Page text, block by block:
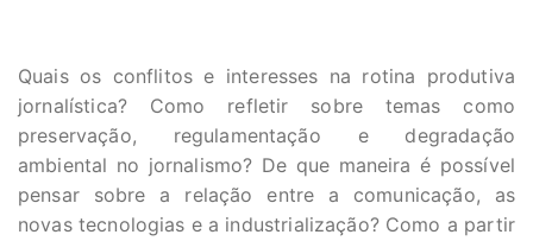
Quais os conflitos e interesses na rotina produtiva
jornalística? Como refletir sobre temas como
preservação, regulamentação e degradação
ambiental no jornalismo? De que maneira é possível
pensar sobre a relação entre a comunicação, as
novas tecnologias e a industrialização? Como a partir